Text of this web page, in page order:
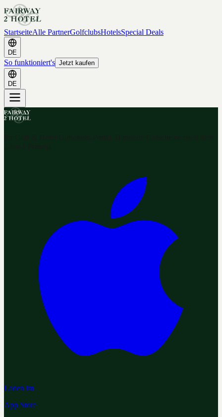
StartseiteAlle PartnerGolfclubsHotelsSpecial Deals
DE
So funktioniert's Jetzt kaufen
DE
Laden im
App Store